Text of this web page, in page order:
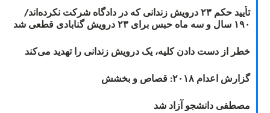
تأیید حکم ۲۳ درویش زندانی که در دادگاه شرکت نکرده‌اند/
۱۹۰ سال و سه ماه حبس برای ۲۳ درویش گنابادی قطعی شد
خطر از دست دادن کلیه، یک درویش زندانی را تهدید می‌کند
گزارش اعدام ۲۰۱۸: قصاص و بخشش
مصطفی دانشجو آزاد شد